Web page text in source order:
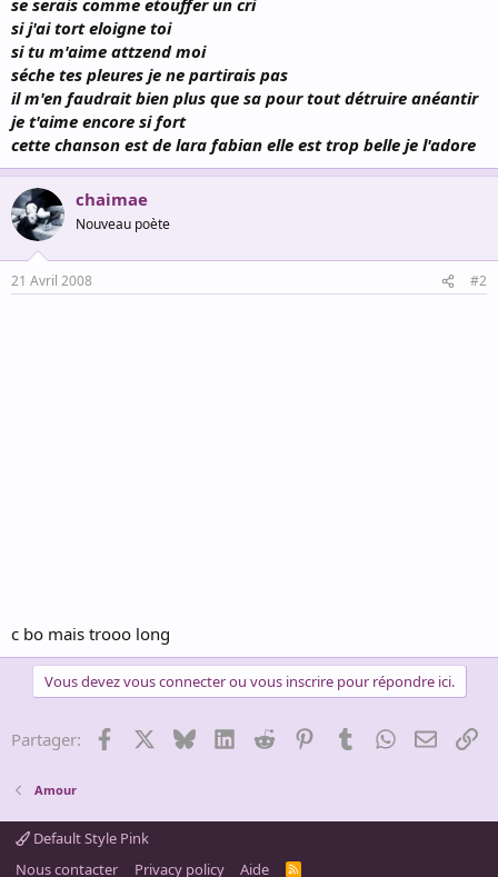
si j'ai tort eloigne toi
si tu m'aime attzend moi
séche tes pleures je ne partirais pas
il m'en faudrait bien plus que sa pour tout détruire anéantir
je t'aime encore si fort
cette chanson est de lara fabian elle est trop belle je l'adore
chaimae
Nouveau poète
21 Avril 2008 #2
c bo mais trooo long
Vous devez vous connecter ou vous inscrire pour répondre ici.
Partager: Facebook BlueskyLinkedInReddit PinterestTumblrWhatsApp
Email
Amour
Default Style Pink
Nous contacter
Privacy policy Aide
R